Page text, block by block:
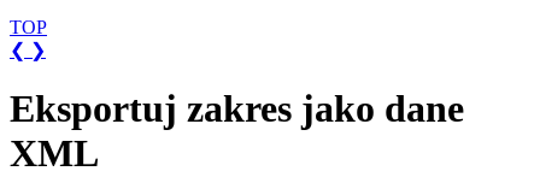
TOP
❮ ❯
Eksportuj zakres jako dane
XML